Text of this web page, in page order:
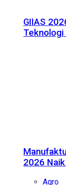
GIIAS
Teknologi
2026
Agro